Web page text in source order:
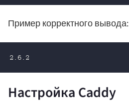
Пример корректного вывода:
2.6.2
Настройка Caddy